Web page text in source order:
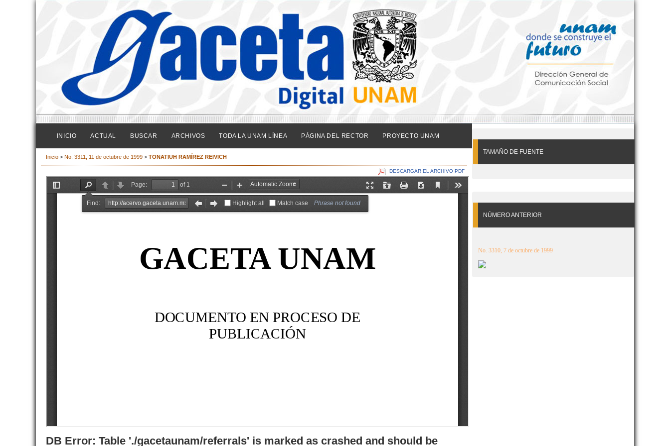
TAMAÑO DE FUENTE
NÚMERO ANTERIOR
No. 3310, 7 de octubre de 1999
INICIO ACTUAL BUSCAR ARCHIVOS TODA LA UNAM LÍNEA PÁGINA DEL RECTOR PROYECTO UNAM
Inicio > No. 3311, 11 de octubre de 1999 > TONATIUH RAMÍREZ REIVICH
DESCARGAR EL ARCHIVO PDF
DB Error: Table './gacetaunam/referrals' is marked as crashed and should be